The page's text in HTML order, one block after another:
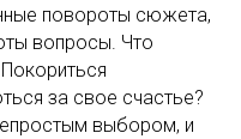
повороты сюжета,
вопросы. Что
за свое счастье?
выбором, и